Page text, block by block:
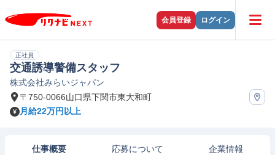
会員登録 ログイン
正社員
交通誘導警備スタッフ
株式会社みらいジャパン
〒750-0066山口県下関市東大和町
月給22万円以上
仕事概要 応募について 企業情報